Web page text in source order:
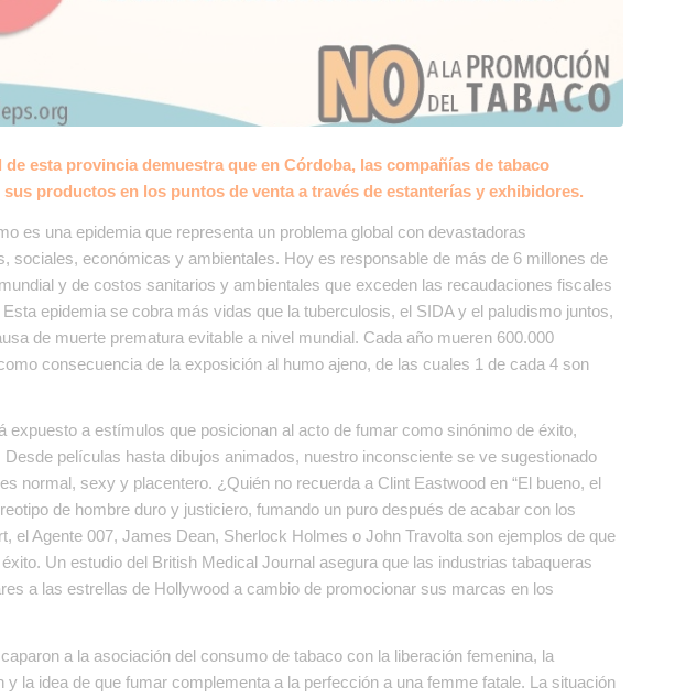
esta provincia demuestra que en Córdoba, las compañías de tabaco
productos en los puntos de venta a través de estanterías y exhibidores.
es una epidemia que representa un problema global con devastadoras
sociales, económicas y ambientales. Hoy es responsable de más de 6 millones de
y de costos sanitarios y ambientales que exceden las recaudaciones fiscales
epidemia se cobra más vidas que la tuberculosis, el SIDA y el paludismo juntos,
de muerte prematura evitable a nivel mundial. Cada año mueren 600.000
consecuencia de la exposición al humo ajeno, de las cuales 1 de cada 4 son
expuesto a estímulos que posicionan al acto de fumar como sinónimo de éxito,
películas hasta dibujos animados, nuestro inconsciente se ve sugestionado
normal, sexy y placentero. ¿Quién no recuerda a Clint Eastwood en “El bueno, el
de hombre duro y justiciero, fumando un puro después de acabar con los
el Agente 007, James Dean, Sherlock Holmes o John Travolta son ejemplos de que
Un estudio del British Medical Journal asegura que las industrias tabaqueras
a las estrellas de Hollywood a cambio de promocionar sus marcas en los
a la asociación del consumo de tabaco con la liberación femenina, la
y la idea de que fumar complementa a la perfección a una femme fatale. La situación